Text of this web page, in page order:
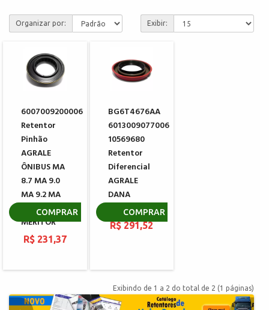
Organizar por: Exibir:
6007009200006
Retentor
Pinhão
AGRALE
ÔNIBUS MA
8.7 MA 9.0
MA 9.2 MA
MERITOR
R$ 231,37
COMPRAR
BG6T4676AA
6013009077006
10569680
Retentor
Diferencial
AGRALE
DANA
51690-1
R$ 291,52
COMPRAR
Exibindo de 1 a 2 do total de 2 (1 páginas)